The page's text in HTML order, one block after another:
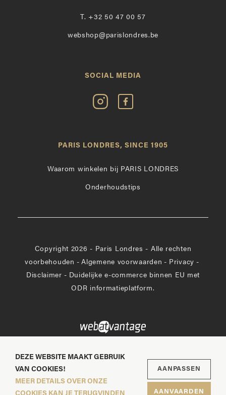
T. +32 50 47 00 57
webshop@parislondres.be
SOCIAL MEDIA
Volg
Paris
Instagram
Vind
op
PARIS LONDRES, SINCE 1905
Waarom winkelen bij PARIS LONDRES
Onderhoudstips
Copyright 2026 - Paris Londres - Alle rechten
voorbehouden - Algemene voorwaarden - Privacy -
Disclaimer - Duidelijke e-commerce binnen EU met
ODR informatieplatform.
DEZE WEBSITE MAAKT GEBRUIK
VAN COOKIES!
MEER DETAILS OVER ONZE
AANPASSEN
AANVAARDEN